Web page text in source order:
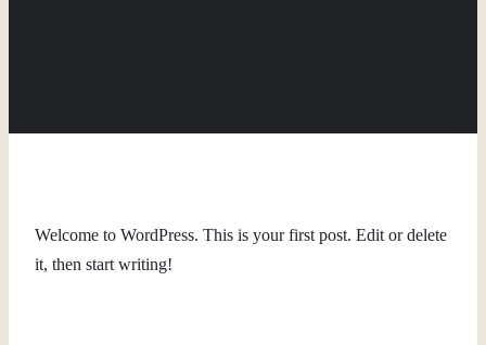
Welcome to WordPress. This is your first post. Edit or delete
it, then start writing!